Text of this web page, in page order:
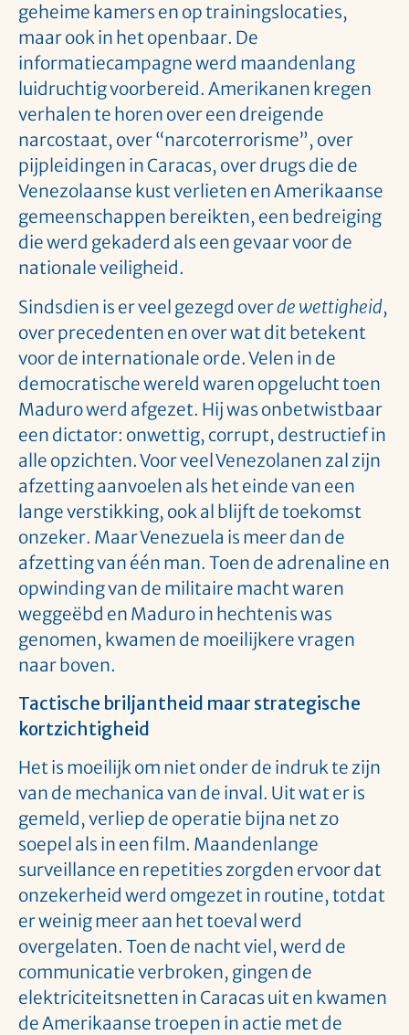
geheime kamers en op trainingslocaties,
maar ook in het openbaar. De
informatiecampagne werd maandenlang
luidruchtig voorbereid. Amerikanen kregen
verhalen te horen over een dreigende
narcostaat, over “narcoterrorisme”, over
pijpleidingen in Caracas, over drugs die de
Venezolaanse kust verlieten en Amerikaanse
gemeenschappen bereikten, een bedreiging
die werd gekaderd als een gevaar voor de
nationale veiligheid.
Sindsdien is er veel gezegd overde wettigheid,
over precedenten en over wat dit betekent
voor de internationale orde. Velen in de
democratische wereld waren opgelucht toen
Maduro werd afgezet. Hij was onbetwistbaar
een dictator: onwettig, corrupt, destructief in
alle opzichten. Voor veel Venezolanen zal zijn
afzetting aanvoelen als het einde van een
lange verstikking, ook al blijft de toekomst
onzeker. Maar Venezuela is meer dan de
afzetting van één man. Toen de adrenaline en
opwinding van de militaire macht waren
weggeëbd en Maduro in hechtenis was
genomen, kwamen de moeilijkere vragen
naar boven.
Tactische briljantheid maar strategische
kortzichtigheid
Het is moeilijk om niet onder de indruk te zijn
van de mechanica van de inval. Uit wat er is
gemeld, verliep de operatie bijna net zo
soepel als in een film. Maandenlange
surveillance en repetities zorgden ervoor dat
onzekerheid werd omgezet in routine, totdat
er weinig meer aan het toeval werd
overgelaten. Toen de nacht viel, werd de
communicatie verbroken, gingen de
elektriciteitsnetten in Caracas uit en kwamen
de Amerikaanse troepen in actie met de